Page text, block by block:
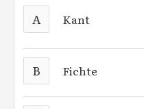
A Kant
B Fichte